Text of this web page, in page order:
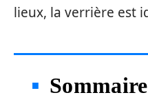
lieux, la verrière est
Sommaire